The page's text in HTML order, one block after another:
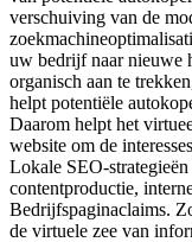
verschuiving van de
uw bedrijf naar nieuwe
organisch aan te
helpt potentiële
Daarom helpt het
website om de
Lokale SEO-
contentproductie,
Bedrijfspaginaclaims.
de virtuele zee van